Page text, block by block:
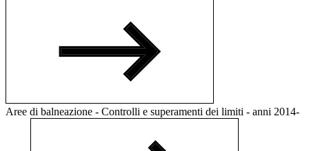
Aree di balneazione - Controlli e superamenti dei limiti - anni 2014-